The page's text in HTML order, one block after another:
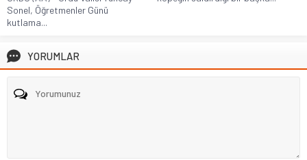
Sonel, Öğretmenler Günü
kutlama...
YORUMLAR